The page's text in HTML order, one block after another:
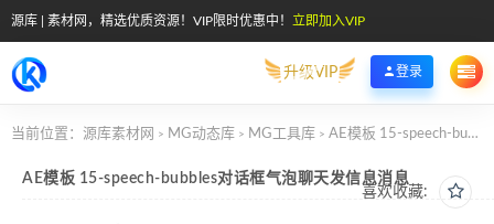
源库 | 素材网，精选优质资源！VIP限时优惠中！ 立即加入VIP
升级VIP 登录
当前位置： 源库素材网 > MG动态库 > MG工具库 > AE模板 15-speech-bubbles对话框气泡聊天发信息消息
喜欢收藏:
AE模板 15-speech-bubbles对话框气泡聊天发信息消息